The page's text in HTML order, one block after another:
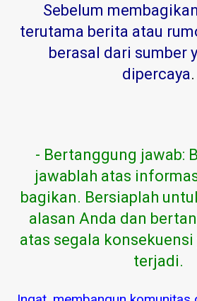
Sebelum
terutama berita atau
berasal dari sumber
dipercaya.
- Bertanggung jawab:
jawablah atas
bagikan. Bersiaplah
alasan Anda dan
atas segala
terjadi.